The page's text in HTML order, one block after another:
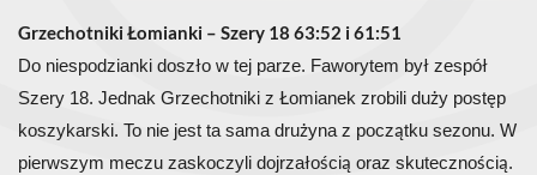
Grzechotniki Łomianki – Szery 18 63:52 i 61:51
Do niespodzianki doszło w tej parze. Faworytem był zespół
Szery 18. Jednak Grzechotniki z Łomianek zrobili duży postęp
koszykarski. To nie jest ta sama drużyna z początku sezonu. W
pierwszym meczu zaskoczyli dojrzałością oraz skutecznością.